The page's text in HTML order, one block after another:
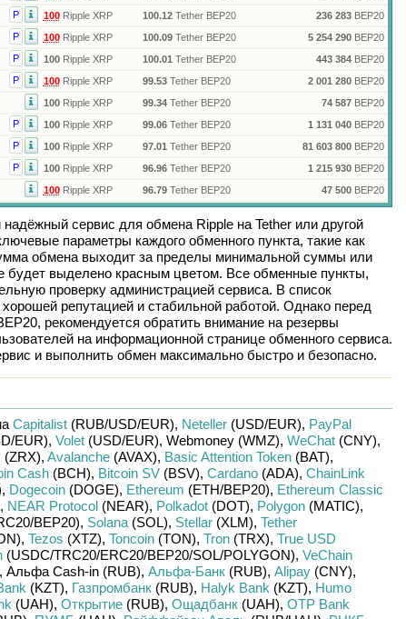
Р 100Ripple XRP 100.12Tether BEP20 236 283BEP20
Р 100Ripple XRP 100.09Tether BEP20 5 254 290BEP20
Р 100Ripple XRP 100.01 Tether BEP20 443 384BEP20
Р 100Ripple XRP 99.53Tether BEP20 2 001 280BEP20
100Ripple XRP 99.34Tether BEP20 74 587BEP20
Р 100Ripple XRP 99.06Tether BEP20 1 131 040BEP20
Р 100Ripple XRP 97.01 Tether BEP20 81 603 800BEP20
Р 100Ripple XRP 96.96Tether BEP20 1 215 930BEP20
100Ripple XRP 96.79Tether BEP20 47 500BEP20
надёжный сервис для обмена Rippleна Tetherили другой
параметры каждого обменного пункта, такие как
обмена выходит за пределы минимальной суммы или
будет выделено красным цветом. Все обменные пункты,
проверку администрацией сервиса. В список
репутацией и стабильной работой. Однако перед
, рекомендуется обратить внимание на резервы
на информационной странице обменного сервиса.
и выполнить обмен максимально быстро и безопасно.
Capitalist(RUB/USD/EUR), Neteller(USD/EUR), PayPal
EUR), Volet(USD/EUR), Webmoney (WMZ), WeChat(CNY),
(ZRX), Avalanche(AVAX), Basic Attention Token(BAT),
Cash(BCH), Bitcoin SV(BSV), Cardano(ADA), ChainLink
, Dogecoin(DOGE), Ethereum (ETH/BEP20), Ethereum Classic
, NEAR Protocol(NEAR), Polkadot(DOT), Polygon(MATIC),
BEP20), Solana(SOL), Stellar(XLM), Tether
, Tezos (XTZ), Toncoin(TON), Tron(TRX), True USD
(USDC/TRC20/ERC20/BEP20/SOL/POLYGON), VeChain
, Альфа Cash-in (RUB), Альфа-Банк(RUB), Alipay(CNY),
(KZT), Газпромбанк(RUB), Halyk Bank (KZT), Humo
(UAH), Открытие(RUB), Ощадбанк(UAH), OTP Bank